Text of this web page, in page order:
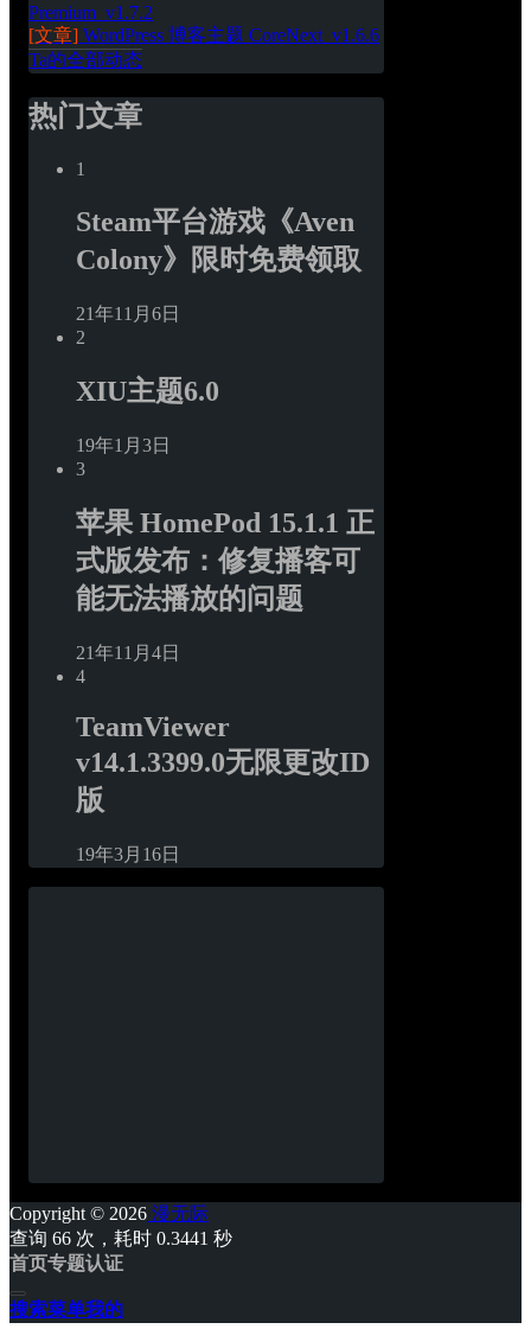
Premium_v1.7.2
[文章] WordPress 博客主题 CoreNext_v1.6.6
Ta的全部动态
热门文章
1
Steam平台游戏《Aven
Colony》限时免费领取
21年11月6日
2
XIU主题6.0
19年1月3日
3
苹果 HomePod 15.1.1 正
式版发布：修复播客可
能无法播放的问题
21年11月4日
4
TeamViewer
v14.1.3399.0无限更改ID
版
19年3月16日
Copyright © 2026 漫无际
查询 66 次，耗时 0.3441 秒
首页专题认证
搜索菜单我的